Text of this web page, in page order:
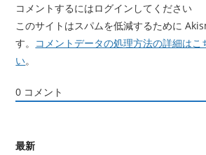
コメントするにはログインしてください
このサイトはスパムを低減するために
す。 コメントデータの処理方法の詳細はこ
い。
0 コメント
最新